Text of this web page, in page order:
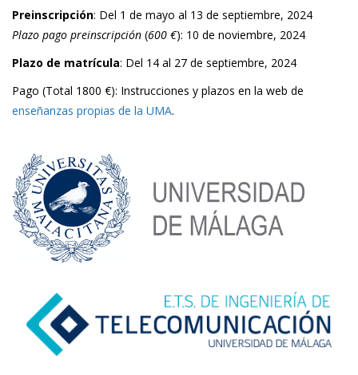
Preinscripción: Del 1 de mayo al 13 de septiembre, 2024
Plazo pago preinscripción (600 €): 10 de noviembre, 2024
Plazo de matrícula: Del 14 al 27 de septiembre, 2024
Pago (Total 1800 €): Instrucciones y plazos en la web de
enseñanzas propias de la UMA.